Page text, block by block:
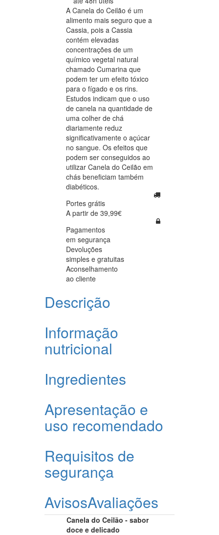
A Canela do Ceilão é um
alimento mais seguro que a
Cassia, pois a Cassia
contém elevadas
concentrações de um
químico vegetal natural
chamado Cumarina que
podem ter um efeito tóxico
para o fígado e os rins.
Estudos indicam que o uso
de canela na quantidade de
uma colher de chá
diariamente reduz
significativamente o açúcar
no sangue. Os efeitos que
podem ser conseguidos ao
utilizar Canela do Ceilão em
chás beneficiam também
diabéticos.
Portes grátis
A partir de 39,99€
Pagamentos
em segurança
Devoluções
simples e gratuitas
Aconselhamento
ao cliente
Descrição
Informação
nutricional
Ingredientes
Apresentação e
uso recomendado
Requisitos de
segurança
AvisosAvaliações
Canela do Ceilão - sabor
doce e delicado